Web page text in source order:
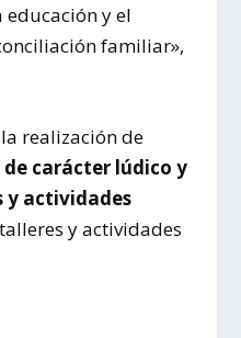
y el
familiar»,
realización de
carácter lúdico y
y actividades
y actividades